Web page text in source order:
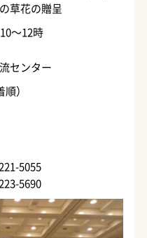
草花の贈呈
～12時
センター
）
5055
5690